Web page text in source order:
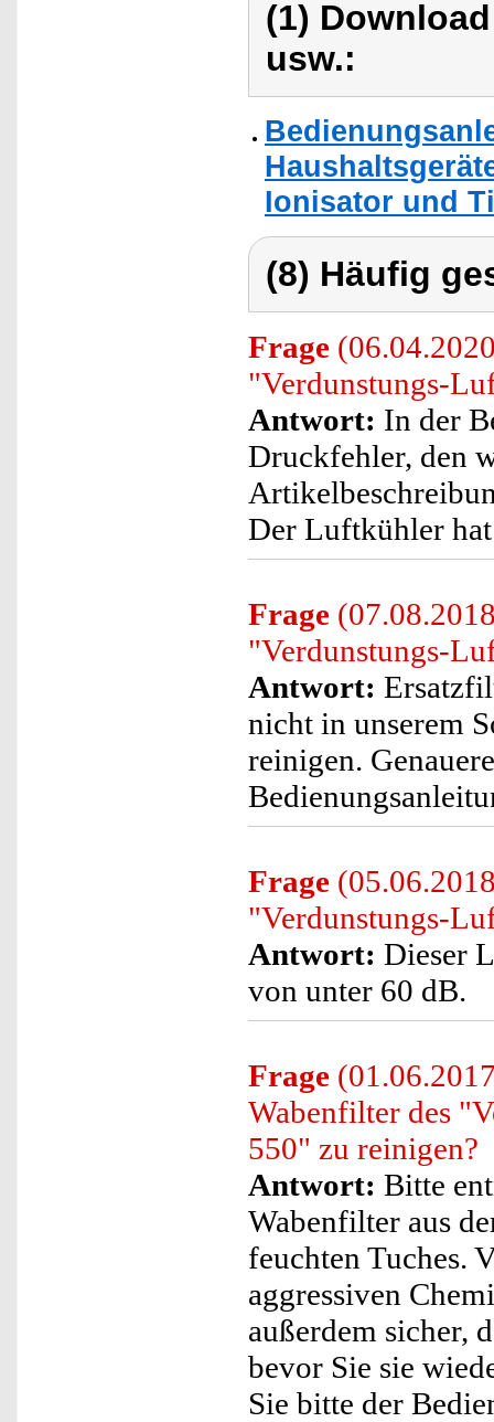
(1)
usw.:
Ionisator und
(8) Häufig
Frage
"Verdunstungs-
Antwort: In der
Druckfehler, den
Der Luftkühler
Frage
"Verdunstungs-
Antwort:
nicht in unserem
reinigen.
Frage
"Verdunstungs-
Antwort: Dieser
von unter 60 dB.
Frage
Wabenfilter des
550" zu reinigen?
Antwort: Bitte
Wabenfilter aus
feuchten Tuches.
aggressiven
außerdem sicher,
bevor Sie sie
Sie bitte der